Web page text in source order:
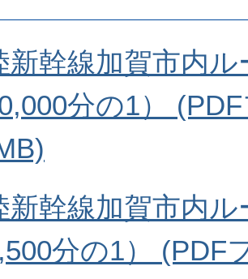
新幹線加賀市内
分の1）
新幹線加賀市内
分の1） (PDF